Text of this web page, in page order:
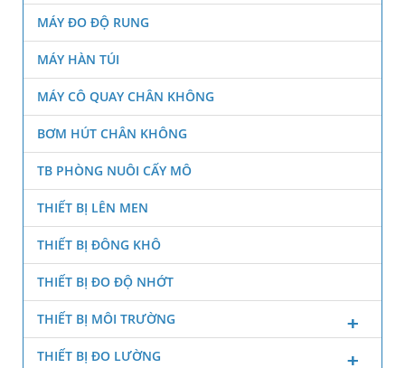
MÁY ĐO ĐỘ RUNG
MÁY HÀN TÚI
MÁY CÔ QUAY CHÂN KHÔNG
BƠM HÚT CHÂN KHÔNG
TB PHÒNG NUÔI CẤY MÔ
THIẾT BỊ LÊN MEN
THIẾT BỊ ĐÔNG KHÔ
THIẾT BỊ ĐO ĐỘ NHỚT
THIẾT BỊ MÔI TRƯỜNG
THIẾT BỊ ĐO LƯỜNG